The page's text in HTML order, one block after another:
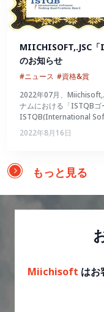
MIICHISOFT,.JSC「
のお知らせ
#ニュース #資格&賞
2022年07月、
ナムにおける「ISTQBゴ
ISTQB(International
2022年8月16日
もっと見る
Miichisoft はお